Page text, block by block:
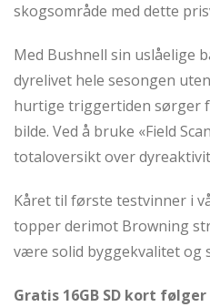
skogsområde med dette
Med Bushnell sin uslåelige
dyrelivet hele sesongen
hurtige triggertiden sørger
bilde. Ved å bruke «Field
totaloversikt over
Kåret til første testvinner i
topper derimot Browning
være solid byggekvalitet og
Gratis 16GB SD kort